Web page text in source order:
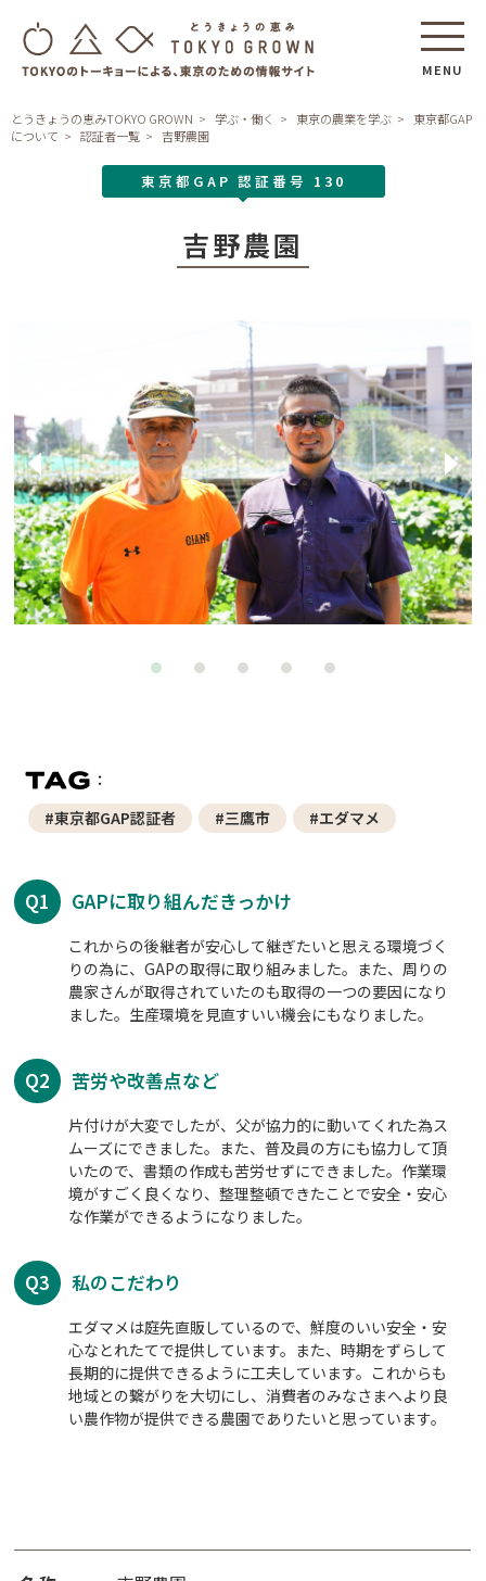
MENU
とうきょうの恵みTOKYO GROWN 学ぶ・働く 東京の農業を学ぶ
東京都GAP
について
認証者一覧 吉野農園
東京都GAP 認証番号 130
吉野農園
#東京都GAP認証者 #三鷹市 #エダマメ
Q1 GAPに取り組んだきっかけ
これからの後継者が安心して継ぎたいと思える環境づく
りの為に、GAPの取得に取り組みました。また、周りの
農家さんが取得されていたのも取得の一つの要因になり
ました。生産環境を見直すいい機会にもなりました。
Q2 苦労や改善点など
片付けが大変でしたが、父が協力的に動いてくれた為ス
ムーズにできました。また、普及員の方にも協力して頂
いたので、書類の作成も苦労せずにできました。作業環
境がすごく良くなり、整理整頓できたことで安全・安心
な作業ができるようになりました。
Q3 私のこだわり
エダマメは庭先直販しているので、鮮度のいい安全・安
心なとれたてで提供しています。また、時期をずらして
長期的に提供できるように工夫しています。これからも
地域との繋がりを大切にし、消費者のみなさまへより良
い農作物が提供できる農園でありたいと思っています。